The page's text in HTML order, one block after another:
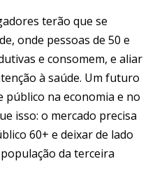
terão que se
onde pessoas de 50 e
e consomem, e aliar
à saúde. Um futuro
público na economia e no
isso: o mercado precisa
60+ e deixar de lado
da terceira